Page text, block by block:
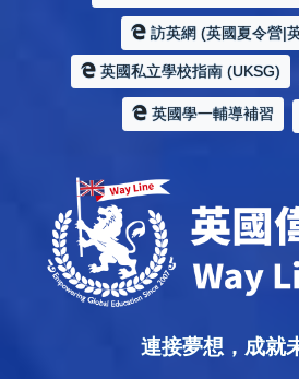
訪英網 (英國夏令營|
英國私立學校指南 (UKSG)
英國學一輔導補習
連接夢想，成就